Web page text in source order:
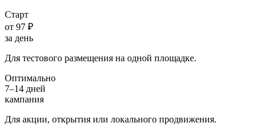
Старт
от 97 ₽
за день
Для тестового размещения на одной площадке.
Оптимально
7–14 дней
кампания
Для акции, открытия или локального продвижения.